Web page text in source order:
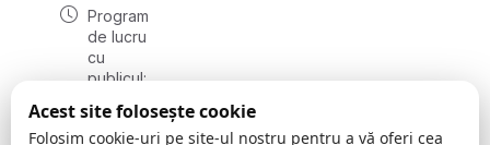
Program
de lucru
cu
publicul:
08:00 -
16:30
Acest site folosește cookie
Folosim cookie-uri pe site-ul nostru pentru a vă oferi cea